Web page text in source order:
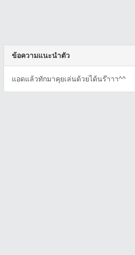
ข้อความแนะนำตัว
แอดแล้วทักมาคุยเล่นด้วยได้นร๊าาา^^